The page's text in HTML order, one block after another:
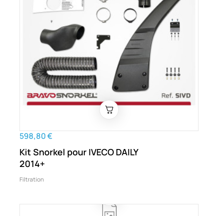
598,80 €
Kit Snorkel pour IVECO DAILY
2014+
Filtration